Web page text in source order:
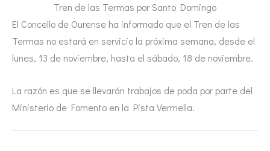
Tren de las Termas por Santo Domingo
El Concello de Ourense ha informado que el Tren de las
Termas no estará en servicio la próxima semana, desde el
lunes, 13 de noviembre, hasta el sábado, 18 de noviembre.
La razón es que se llevarán trabajos de poda por parte del
Ministerio de Fomento en la Pista Vermella.